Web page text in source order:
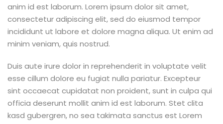
anim id est laborum. Lorem ipsum dolor sit amet,
consectetur adipiscing elit, sed do eiusmod tempor
incididunt ut labore et dolore magna aliqua. Ut enim ad
minim veniam, quis nostrud.
Duis aute irure dolor in reprehenderit in voluptate velit
esse cillum dolore eu fugiat nulla pariatur. Excepteur
sint occaecat cupidatat non proident, sunt in culpa qui
officia deserunt mollit anim id est laborum. Stet clita
kasd gubergren, no sea takimata sanctus est Lorem